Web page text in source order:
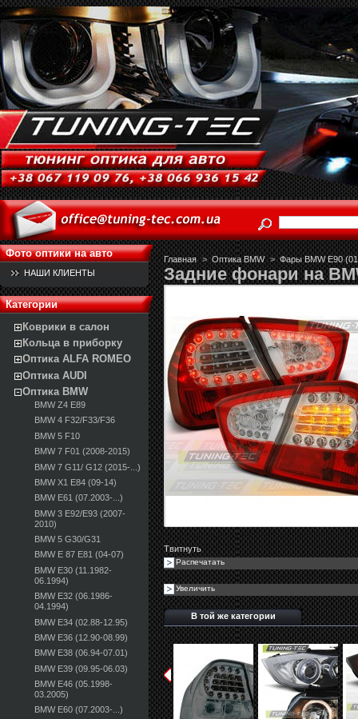
Фото оптики на авто
НАШИ КЛИЕНТЫ
Категории
Коврики в салон
Кольца в приборку
Оптика ALFA ROMEO
Оптика AUDI
Оптика BMW
BMW Z4 E89
BMW 4 F32/F33/F36
BMW 5 F10
BMW 7 F01 (2008-2015)
BMW 7 G11/ G12 (2015-...)
BMW X1 E84 (09-14)
BMW E61 (07.2003-...)
BMW 3 E92/E93 (2007-
2010)
BMW 5 G30/G31
BMW E 87 E81 (04-07)
BMW E30 (11.1982-
06.1994)
BMW E32 (06.1986-
04.1994)
BMW E34 (02.88-12.95)
BMW E36 (12.90-08.99)
BMW E38 (06.94-07.01)
BMW E39 (09.95-06.03)
BMW E46 (05.1998-
03.2005)
BMW E60 (07.2003-...)
Главная > Оптика BMW > Фары BMW E90
Задние фонари на
Твитнуть
Распечатать
Увеличить
В той же категории